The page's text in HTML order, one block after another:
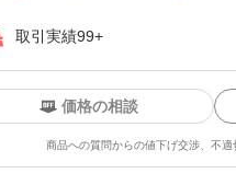
取引実績99+
価格の相談
商品への質問からの値下げ交渉、不